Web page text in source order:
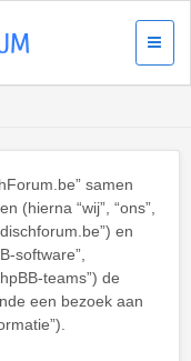
samen
(hierna “wij”, “ons”,
en
software”,
teams”) de
een bezoek aan